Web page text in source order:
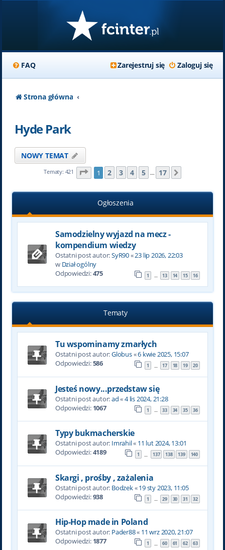
FAQ Zaloguj się
Zarejestruj się
Strona główna
Hyde Park
NOWY TEMAT
Tematy: 421 Strona z 17
1 2 3 4 5 … 17
Ogłoszenia
Samodzielny wyjazd na mecz -
kompendium wiedzy
Ostatni post autor:SyR90«23 lip 2026, 22:03
w Dział ogólny
Odpowiedzi:475 1 … 13 14 15 16
Tematy
Tu wspominamy zmarłych
Ostatni post autor:Globus«6 kwie 2025, 15:07
Odpowiedzi:586 1 … 17 18 19 20
Jesteś nowy...przedstaw się
Ostatni post autor:ad«4 lis 2024, 21:28
Odpowiedzi: 1067 1 … 33 34 35 36
Typy bukmacherskie
Ostatni post autor: Imrahil« 11 lut 2024, 13:01
Odpowiedzi:4189 1 … 137 138 139 140
Skargi , prośby , zażalenia
Ostatni post autor: Bodzek«19 sty 2023, 11:05
Odpowiedzi:938 1 … 29 30 31 32
Hip-Hop made in Poland
Ostatni post autor: Pader88« 11 wrz 2020, 21:07
Odpowiedzi: 1877 1 … 60 61 62 63